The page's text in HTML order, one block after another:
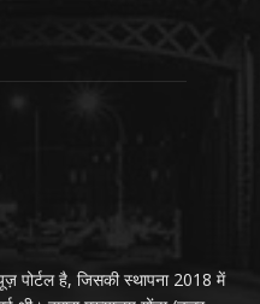
पोर्टल है, जिसकी स्थापना 2018 में